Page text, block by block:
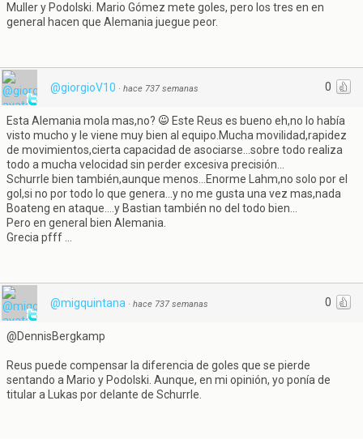
Muller y Podolski. Mario Gómez mete goles, pero los tres en en
general hacen que Alemania juegue peor.
0
@giorgioV10 · hace 737 semanas
Esta Alemania mola mas,no?
Este Reus es bueno eh,no lo había
visto mucho y le viene muy bien al equipo.Mucha movilidad,rapidez
de movimientos,cierta capacidad de asociarse...sobre todo realiza
todo a mucha velocidad sin perder excesiva precisión...
Schurrle bien también,aunque menos...Enorme Lahm,no solo por el
gol,si no por todo lo que genera...y no me gusta una vez mas,nada
Boateng en ataque....y Bastian también no del todo bien...
Pero en general bien Alemania.
Grecia pfff ...
0
@migquintana · hace 737 semanas
@DennisBergkamp
Reus puede compensar la diferencia de goles que se pierde
sentando a Mario y Podolski. Aunque, en mi opinión, yo ponía de
titular a Lukas por delante de Schurrle.